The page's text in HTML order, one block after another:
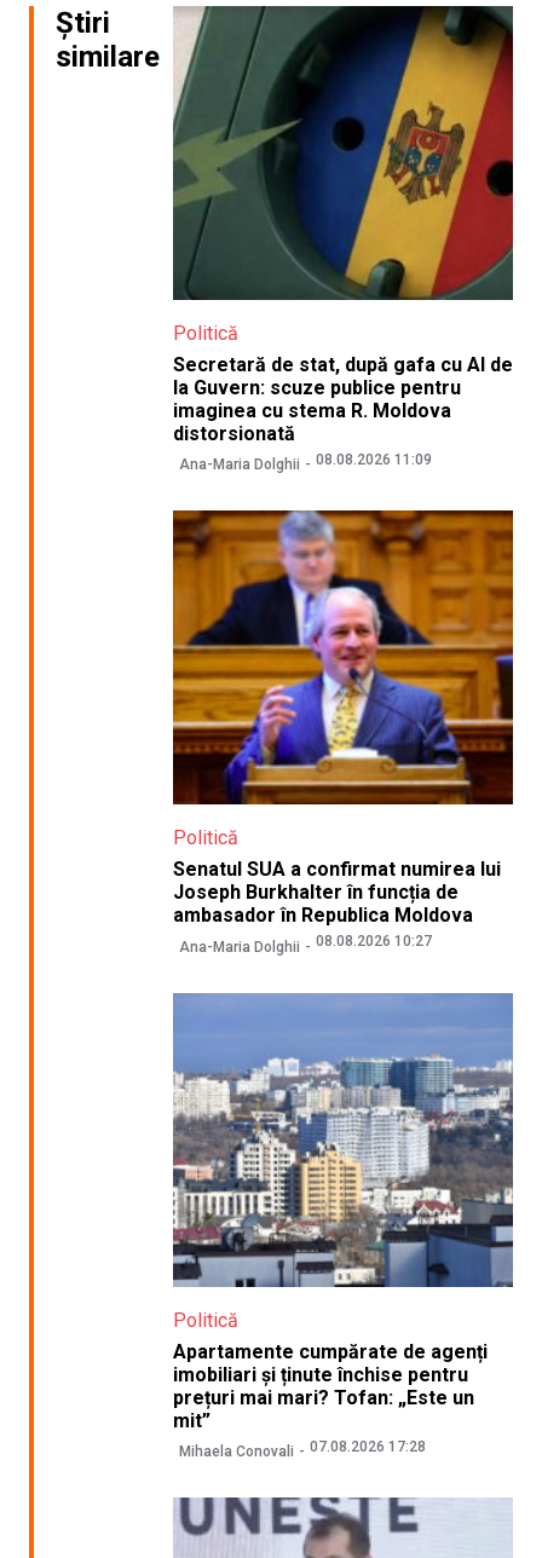
Știri
similare
Politică
Secretară de stat, după gafa cu AI de
la Guvern: scuze publice pentru
imaginea cu stema R. Moldova
distorsionată
Ana-Maria Dolghii 08.08.2026 11:09
Politică
Senatul SUA a confirmat numirea lui
Joseph Burkhalter în funcția de
ambasador în Republica Moldova
Ana-Maria Dolghii 08.08.2026 10:27
Politică
Apartamente cumpărate de agenți
imobiliari și ținute închise pentru
prețuri mai mari? Tofan: „Este un
mit”
Mihaela Conovali 07.08.2026 17:28